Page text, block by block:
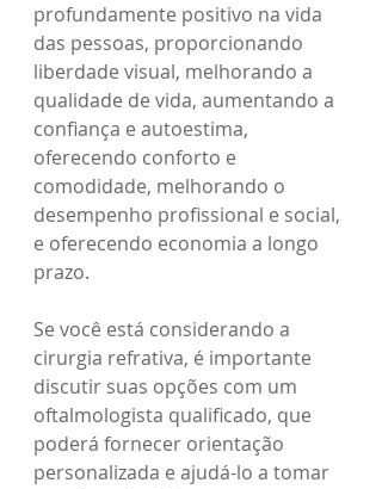
profundamente positivo na vida
das pessoas, proporcionando
liberdade visual, melhorando a
qualidade de vida, aumentando a
confiança e autoestima,
oferecendo conforto e
comodidade, melhorando o
desempenho profissional e social,
e oferecendo economia a longo
prazo.
Se você está considerando a
cirurgia refrativa, é importante
discutir suas opções com um
oftalmologista qualificado, que
poderá fornecer orientação
personalizada e ajudá-lo a tomar